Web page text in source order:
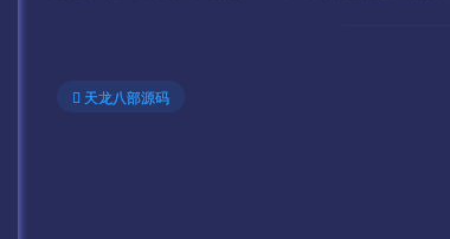
天龙八部源码